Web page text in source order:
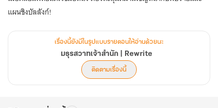
แผนชิงบัลลังก์!
เรื่องนี้ยังมีในรูปแบบรายตอนให้อ่านด้วยนะ
มธุรสวาทเจ้าสำนัก | Rewrite
ติดตามเรื่องนี้